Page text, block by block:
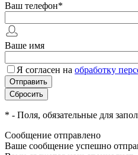
Ваш телефон*
Ваше имя
Я согласен на обработку
* - Поля, обязательные для
Сообщение отправлено
Ваше сообщение успешно